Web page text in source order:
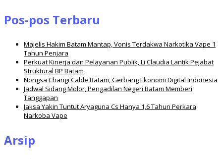
Pos-pos Terbaru
Majelis Hakim Batam Mantap, Vonis Terdakwa Narkotika Vape 1
Tahun Penjara
Perkuat Kinerja dan Pelayanan Publik, Li Claudia Lantik Pejabat
Struktural BP Batam
Nongsa Changi Cable Batam, Gerbang Ekonomi Digital Indonesia
Jadwal Sidang Molor, Pengadilan Negeri Batam Memberi
Tanggapan
Jaksa Yakin Tuntut Aryaguna Cs Hanya 1,6 Tahun Perkara
Narkoba Vape
Arsip